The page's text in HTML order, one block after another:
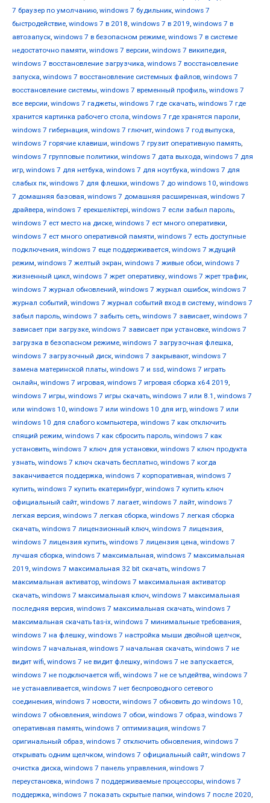
7 браузер по умолчанию, windows 7 будильник, windows 7
быстродействие, windows 7 в 2018, windows 7 в 2019, windows 7 в
автозапуск, windows 7 в безопасном режиме, windows 7 в системе
недостаточно памяти, windows 7 версии, windows 7 википедия,
windows 7 восстановление загрузчика, windows 7 восстановление
запуска, windows 7 восстановление системных файлов, windows 7
восстановление системы, windows 7 временный профиль, windows 7
все версии, windows 7 гаджеты, windows 7 где скачать, windows 7 где
хранится картинка рабочего стола, windows 7 где хранятся пароли,
windows 7 гибернация, windows 7 глючит, windows 7 год выпуска,
windows 7 горячие клавиши, windows 7 грузит оперативную память,
windows 7 групповые политики, windows 7 дата выхода, windows 7 для
игр, windows 7 для нетбука, windows 7 для ноутбука, windows 7 для
слабых пк, windows 7 для флешки, windows 7 до windows 10, windows
7 домашняя базовая, windows 7 домашняя расширенная, windows 7
драйвера, windows 7 ерекшеліктері, windows 7 если забыл пароль,
windows 7 ест место на диске, windows 7 ест много оперативки,
windows 7 ест много оперативной памяти, windows 7 есть доступные
подключения, windows 7 еще поддерживается, windows 7 ждущий
режим, windows 7 желтый экран, windows 7 живые обои, windows 7
жизненный цикл, windows 7 жрет оперативку, windows 7 жрет трафик,
windows 7 журнал обновлений, windows 7 журнал ошибок, windows 7
журнал событий, windows 7 журнал событий вход в систему, windows 7
забыл пароль, windows 7 забыть сеть, windows 7 зависает, windows 7
зависает при загрузке, windows 7 зависает при установке, windows 7
загрузка в безопасном режиме, windows 7 загрузочная флешка,
windows 7 загрузочный диск, windows 7 закрывают, windows 7
замена материнской платы, windows 7 и ssd, windows 7 играть
онлайн, windows 7 игровая, windows 7 игровая сборка x64 2019,
windows 7 игры, windows 7 игры скачать, windows 7 или 8.1 , windows 7
или windows 10, windows 7 или windows 10 для игр, windows 7 или
windows 10 для слабого компьютера, windows 7 как отключить
спящий режим, windows 7 как сбросить пароль, windows 7 как
установить, windows 7 ключ для установки, windows 7 ключ продукта
узнать, windows 7 ключ скачать бесплатно, windows 7 когда
заканчивается поддержка, windows 7 корпоративная, windows 7
купить, windows 7 купить екатеринбург, windows 7 купить ключ
официальный сайт, windows 7 лагает, windows 7 лайт, windows 7
легкая версия, windows 7 легкая сборка, windows 7 легкая сборка
скачать, windows 7 лицензионный ключ, windows 7 лицензия,
windows 7 лицензия купить, windows 7 лицензия цена, windows 7
лучшая сборка, windows 7 максимальная, windows 7 максимальная
2019, windows 7 максимальная 32 bit скачать, windows 7
максимальная активатор, windows 7 максимальная активатор
скачать, windows 7 максимальная ключ, windows 7 максимальная
последняя версия, windows 7 максимальная скачать, windows 7
максимальная скачать tas-ix, windows 7 минимальные требования,
windows 7 на флешку, windows 7 настройка мыши двойной щелчок,
windows 7 начальная, windows 7 начальная скачать, windows 7 не
видит wifi, windows 7 не видит флешку, windows 7 не запускается,
windows 7 не подключается wifi, windows 7 не се ъпдейтва, windows 7
не устанавливается, windows 7 нет беспроводного сетевого
соединения, windows 7 новости, windows 7 обновить до windows 10,
windows 7 обновления, windows 7 обои, windows 7 образ, windows 7
оперативная память, windows 7 оптимизация, windows 7
оригинальный образ, windows 7 отключить обновления, windows 7
открывать одним щелчком, windows 7 официальный сайт, windows 7
очистка диска, windows 7 панель управления, windows 7
переустановка, windows 7 поддерживаемые процессоры, windows 7
поддержка, windows 7 показать скрытые папки, windows 7 после 2020,